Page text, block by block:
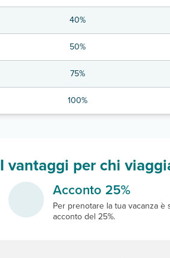
40%
50%
75%
100%
I vantaggi per chi
Acconto 25%
Per prenotare la tua vacanza è
acconto del 25%.